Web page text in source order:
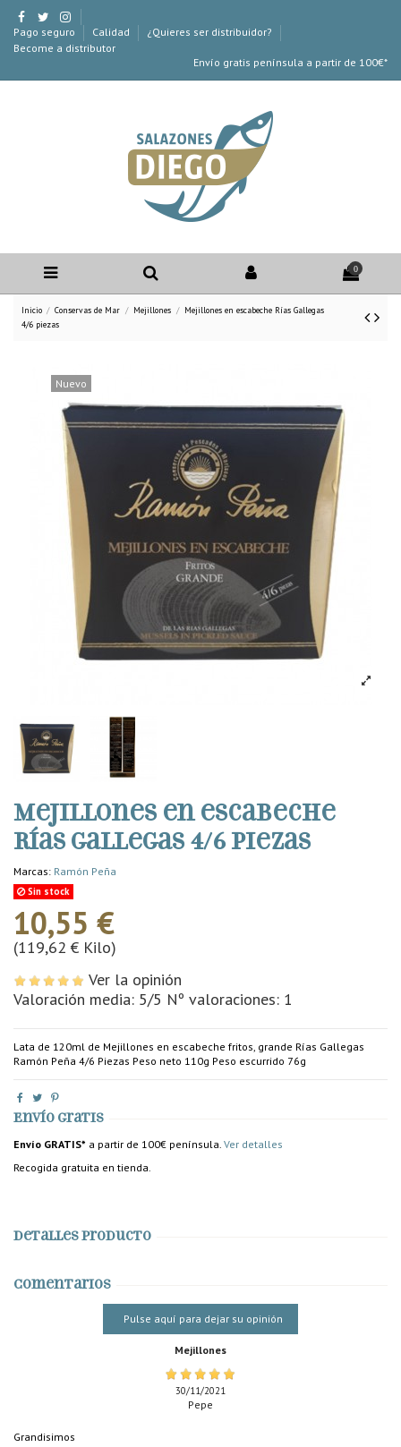
Pago seguro Calidad
¿Quieres ser distribuidor?
Become a distributor
Envío gratis península a partir de 100€*
0
Inicio Conservas de Mar Mejillones
Mejillones en escabeche Rías Gallegas
4/6 piezas
Nuevo
Mejillones en escabeche
Rías Gallegas 4/6 piezas
Marcas: Ramón Peña
Sin stock
10,55 €
(119,62 € Kilo)
Ver la opinión
Valoración media: 5/5 Nº valoraciones: 1
Lata de 120ml de Mejillones en escabeche fritos, grande Rías Gallegas
Ramón Peña 4/6 Piezas Peso neto 110g Peso escurrido 76g
Envío gratis
Envío GRATIS* a partir de 100€ península. Ver detalles
Recogida gratuita en tienda.
Detalles producto
Comentarios
Pulse aquí para dejar su opinión
Mejillones
30/11/2021
Pepe
Grandisimos